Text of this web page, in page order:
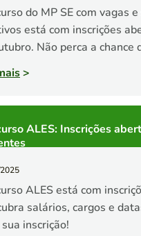
do MP SE com vagas
está com inscrições
Não perca a chance
>
ALES: Inscrições
ALES está com
salários, cargos e
inscrição!